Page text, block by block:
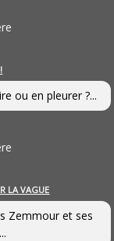
ou en pleurer ?...
LA VAGUE
Zemmour et ses